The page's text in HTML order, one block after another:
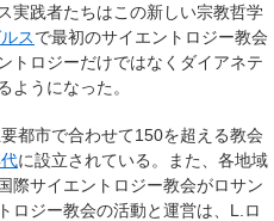
実践者たちはこの新しい宗教哲学
スで最初のサイエントロジー教会
トロジーだけではなくダイアネテ
ようになった。
都市で合わせて150を超える教会
に設立されている。また、各地域
際サイエントロジー教会がロサン
ロジー教会の活動と運営は、L.ロ